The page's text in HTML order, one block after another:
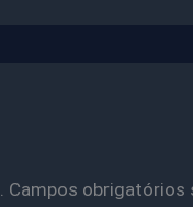
Campos obrigatórios